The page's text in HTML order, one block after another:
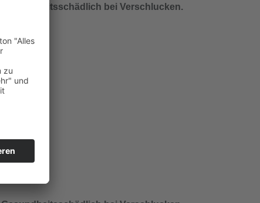
Gesundheitsschädlich bei Verschlucken.